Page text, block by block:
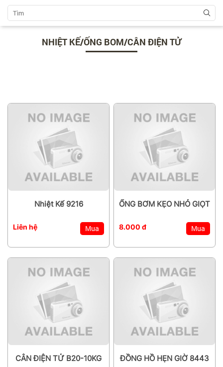
NHIỆT KẾ/ỐNG BOM/CÂN ĐIỆN TỬ
Nhiệt Kế 9216
Liên hệ Mua
ỐNG BƠM KẸO NHỎ GIỌT
8.000 đ Mua
CÂN ĐIỆN TỬ B20-10KG ĐỒNG HỒ HẸN GIỜ 8443